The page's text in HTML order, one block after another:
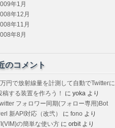
年1月
年12月
年11月
年8月
のコメント
円で放射線量を計測して自動でTwitterに
稿する装置を作ろう！
に yoka より
フォロワー同期(フォロー専用)Bot
新API対応（改弐）
に fono より
の簡単な使い方 に orbitより